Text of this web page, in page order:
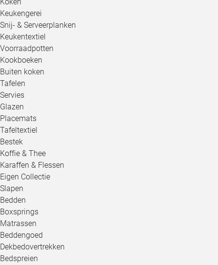
Keukengerei
Snij- & Serveerplanken
Keukentextiel
Voorraadpotten
Kookboeken
Buiten koken
Tafelen
Servies
Glazen
Placemats
Tafeltextiel
Bestek
Koffie & Thee
Karaffen & Flessen
Eigen Collectie
Slapen
Bedden
Boxsprings
Matrassen
Beddengoed
Dekbedovertrekken
Bedspreien